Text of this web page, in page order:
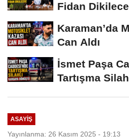
Fidan
Karaman’da
Can Aldı
İsmet Paşa
Tartışma
ASAYIŞ
Yayınlanma: 26 Kasım 2025 - 19:13